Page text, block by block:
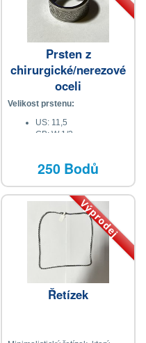
Prsten z
chirurgické/nerezové
oceli
Velikost prstenu:
US: 11,5
GB: W 1/2
Průměr: 20,98 mm
250 Bodů
Výprodej
Řetízek